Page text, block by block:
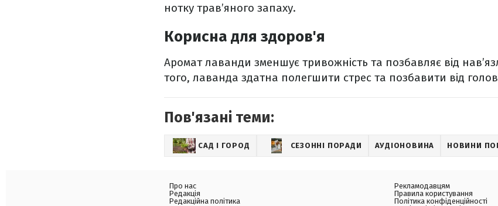
нотку трав’яного запаху.
Корисна для здоров'я
Аромат лаванди зменшує тривожність та позбавляє від
того, лаванда здатна полегшити стрес та позбавити від
Пов'язані теми:
САД І ГОРОД СЕЗОННІ ПОРАДИ АУДІОНОВИНА НОВИНИ
Про нас
Редакція
Редакційна політика
Рекламодавцям
Правила користування
Політика конфіденційності